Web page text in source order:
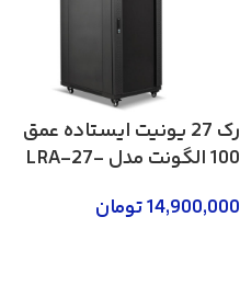
رک 27 یونیت ایستاده عمق
100 الگونت مدل LRA-27-
14,900,000تومان